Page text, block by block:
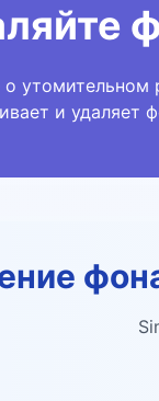
о
и удаляет